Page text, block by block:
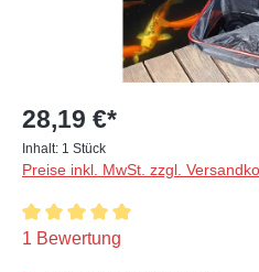
28,19 €*
Inhalt: 1 Stück
Preise inkl. MwSt. zzgl.
Durchschnittliche Bewertung
1 Bewertung